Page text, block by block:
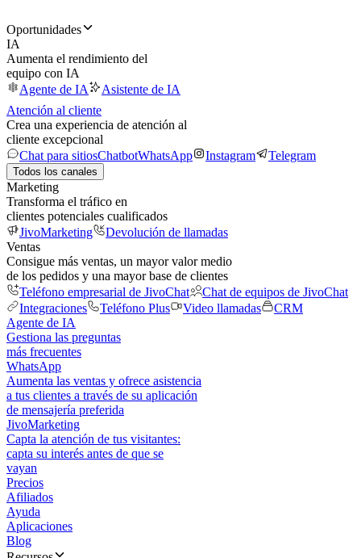
Oportunidades
IA
Aumenta el rendimiento del
equipo con IA
Agente de IA
Asistente de IA
Atención al cliente
Crea una experiencia de atención al
cliente excepcional
Chat para sitiosChatbotWhatsApp Instagram Telegram
Todos los canales
Marketing
Transforma el tráfico en
clientes potenciales cualificados
JivoMarketing
Devolución de llamadas
Ventas
Consigue más ventas, un mayor valor medio
de los pedidos y una mayor base de clientes
Teléfono empresarial de JivoChat
Chat de equipos de JivoChat
Integraciones
Teléfono Plus Video llamadas
CRM
Agente de IA
Gestiona las preguntas
más frecuentes
WhatsApp
Aumenta las ventas y ofrece asistencia
a tus clientes a través de su aplicación
de mensajería preferida
JivoMarketing
Capta la atención de tus visitantes:
capta su interés antes de que se
vayan
Precios
Afiliados
Ayuda
Aplicaciones
Blog